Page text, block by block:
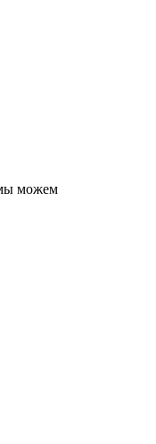
можем